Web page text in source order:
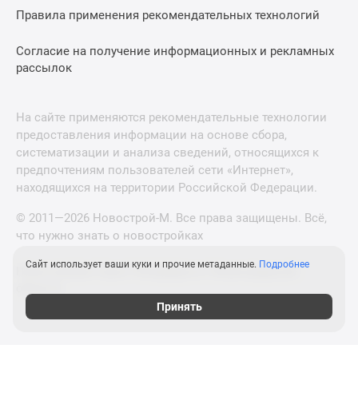
Правила применения рекомендательных технологий
Согласие на получение информационных и рекламных
рассылок
На сайте применяются рекомендательные технологии
предоставления информации на основе сбора,
систематизации и анализа сведений, относящихся к
предпочтениям пользователей сети «Интернет»,
находящихся на территории Российской Федерации.
© 2011—2026 Новострой-М. Все права защищены. Всё,
что нужно знать о новостройках
Новостройки Санкт-Петербурга и Ленинградской
Сайт использует ваши куки и прочие метаданные. Подробнее
Принять